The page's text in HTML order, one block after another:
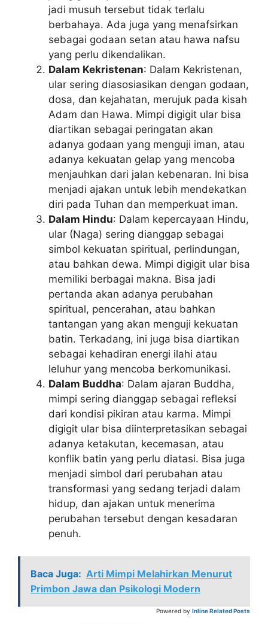
jadi musuh tersebut tidak terlalu
berbahaya. Ada juga yang menafsirkan
sebagai godaan setan atau hawa nafsu
yang perlu dikendalikan.
Dalam Kekristenan: Dalam Kekristenan,
ular sering diasosiasikan dengan godaan,
dosa, dan kejahatan, merujuk pada kisah
Adam dan Hawa. Mimpi digigit ular bisa
diartikan sebagai peringatan akan
adanya godaan yang menguji iman, atau
adanya kekuatan gelap yang mencoba
menjauhkan dari jalan kebenaran. Ini bisa
menjadi ajakan untuk lebih mendekatkan
diri pada Tuhan dan memperkuat iman.
Dalam Hindu: Dalam kepercayaan Hindu,
ular (Naga) sering dianggap sebagai
simbol kekuatan spiritual, perlindungan,
atau bahkan dewa. Mimpi digigit ular bisa
memiliki berbagai makna. Bisa jadi
pertanda akan adanya perubahan
spiritual, pencerahan, atau bahkan
tantangan yang akan menguji kekuatan
batin. Terkadang, ini juga bisa diartikan
sebagai kehadiran energi ilahi atau
leluhur yang mencoba berkomunikasi.
Dalam Buddha: Dalam ajaran Buddha,
mimpi sering dianggap sebagai refleksi
dari kondisi pikiran atau karma. Mimpi
digigit ular bisa diinterpretasikan sebagai
adanya ketakutan, kecemasan, atau
konflik batin yang perlu diatasi. Bisa juga
menjadi simbol dari perubahan atau
transformasi yang sedang terjadi dalam
hidup, dan ajakan untuk menerima
perubahan tersebut dengan kesadaran
penuh.
Baca Juga: Arti Mimpi Melahirkan Menurut
Primbon Jawa dan Psikologi Modern
Powered by Inline Related Posts